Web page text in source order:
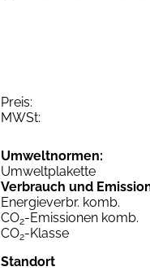
Preis:
MWSt:
Umweltnormen:
Umweltplakette
Verbrauch und
Energieverbr. komb.
CO2-Emissionen komb.
CO2-Klasse
Standort